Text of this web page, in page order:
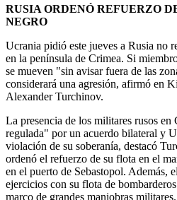
RUSIA ORDENÓ REFUERZO
NEGRO
Ucrania pidió este jueves a Rusia no
en la península de Crimea. Si
se mueven "sin avisar fuera de las
considerará una agresión, afirmó en
Alexander Turchinov.
La presencia de los militares rusos en
regulada" por un acuerdo bilateral y
violación de su soberanía, destacó
ordenó el refuerzo de su flota en el
en el puerto de Sebastopol. Además,
ejercicios con su flota de
marco de grandes maniobras